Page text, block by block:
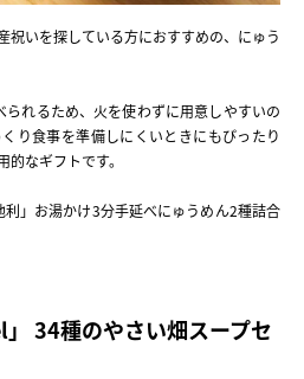
祝いを探している方におすすめの、にゅう
れるため、火を使わずに用意しやすいの
り食事を準備しにくいときにもぴったり
なギフトです。
」お湯かけ3分手延べにゅうめん2種詰合
34種のやさい畑スープセ